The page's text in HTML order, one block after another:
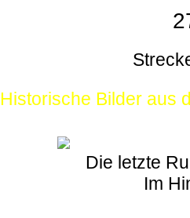
Historische Bilder aus
Die letzte
Im